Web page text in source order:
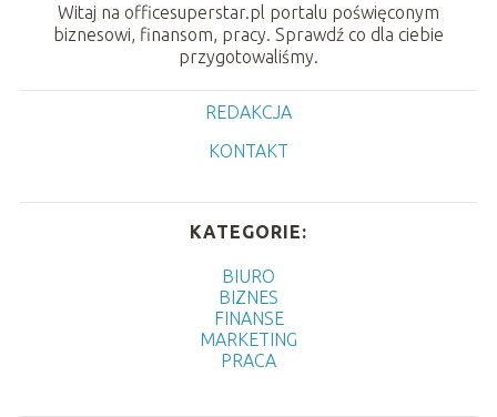
Witaj na officesuperstar.pl portalu poświęconym
biznesowi, finansom, pracy. Sprawdź co dla ciebie
przygotowaliśmy.
REDAKCJA
KONTAKT
KATEGORIE:
BIURO
BIZNES
FINANSE
MARKETING
PRACA